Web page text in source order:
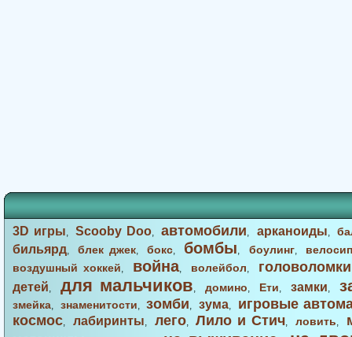
3D игры,Scooby Doo,автомобили, арканоиды,
бильярд,блек джек,бокс, бомбы, боулинг,
воздушный хоккей, война, волейбол, головоломки
детей, для мальчиков, домино, Ети, замки,
змейка, знаменитости,зомби, зума,
игровые
космос, лабиринты, лего,Лило и Стич,ловить,